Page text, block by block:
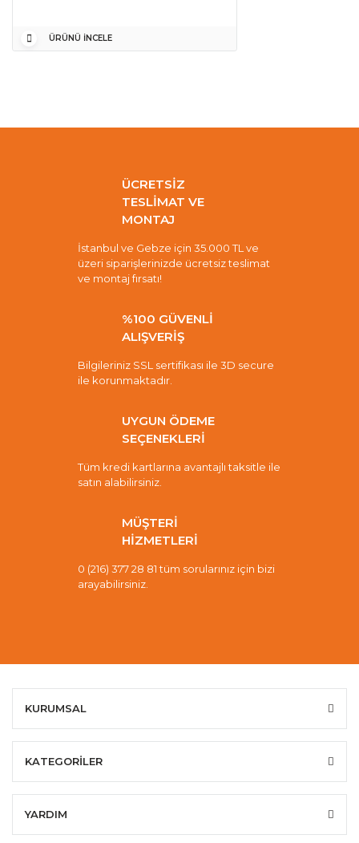
ÜRÜNÜ İNCELE
ÜCRETSİZ
TESLİMAT VE
MONTAJ
İstanbul ve Gebze için 35.000 TL ve
üzeri siparişlerinizde ücretsiz teslimat
ve montaj fırsatı!
%100 GÜVENLİ
ALIŞVERİŞ
Bilgileriniz SSL sertifikası ile 3D secure
ile korunmaktadır.
UYGUN ÖDEME
SEÇENEKLERİ
Tüm kredi kartlarına avantajlı taksitle ile
satın alabilirsiniz.
MÜŞTERİ
HİZMETLERİ
0 (216) 377 28 81 tüm sorularınız için bizi
arayabilirsiniz.
KURUMSAL
KATEGORİLER
YARDIM